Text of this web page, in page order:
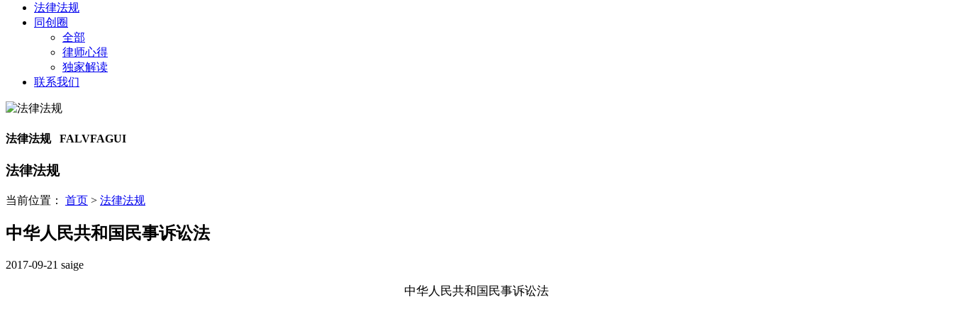
法律法规
同创圈
全部
律师心得
独家解读
联系我们
法律法规 FALVFAGUI
法律法规
当前位置： 首页 > 法律法规
中华人民共和国民事诉讼法
2017-09-21 saige
中华人民共和国民事诉讼法